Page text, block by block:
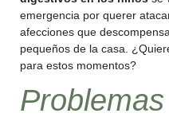
emergencia por querer
afecciones que
pequeños de la casa.
para estos momentos?